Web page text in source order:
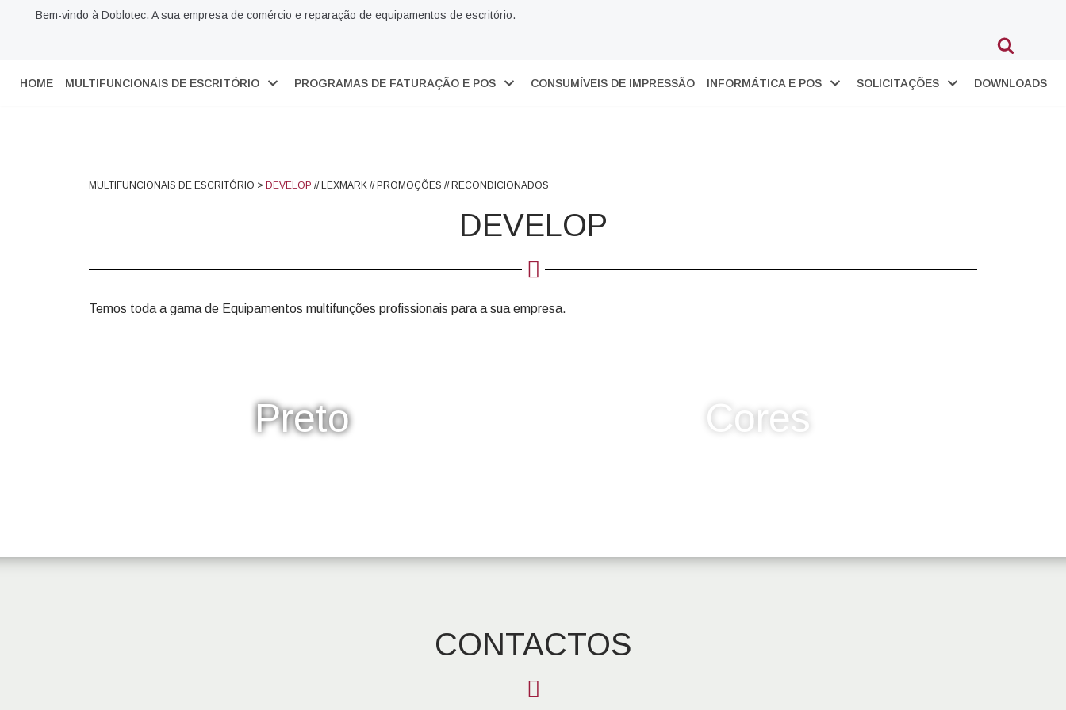
SkipBem-vindo à Doblotec. A sua empresa de comércio e reparação de equipamentos de escritório.
HOME MULTIFUNCIONAIS DE ESCRITÓRIO PROGRAMAS DE FATURAÇÃO E POS CONSUMÍVEIS DE IMPRESSÃO INFORMÁTICA E POS SOLICITAÇÕES DOWNLOADS
MULTIFUNCIONAIS DE ESCRITÓRIO > DEVELOP // LEXMARK // PROMOÇÕES // RECONDICIONADOS
DEVELOP
Temos toda a gama de Equipamentos multifunções profissionais para a sua empresa.
Preto Cores
CONTACTOS